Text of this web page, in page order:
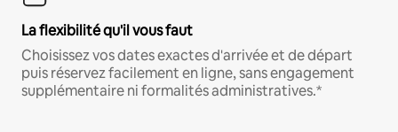
La flexibilité qu'il vous faut
Choisissez vos dates exactes d'arrivée et de départ
puis réservez facilement en ligne, sans engagement
supplémentaire ni formalités administratives.*